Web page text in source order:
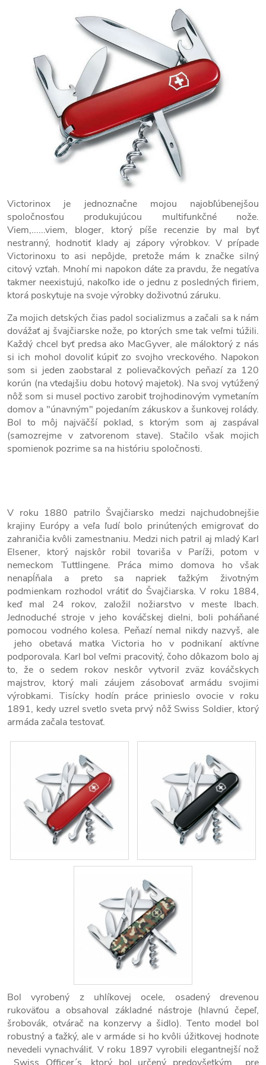
Victorinox je jednoznačne mojou najobľúbenejšou
spoločnosťou produkujúcou multifunkčné nože.
Viem,......viem, bloger, ktorý píše recenzie by mal byť
nestranný, hodnotiť klady aj zápory výrobkov. V prípade
Victorinoxu to asi nepôjde, pretože mám k značke silný
citový vzťah. Mnohí mi napokon dáte za pravdu, že negatíva
takmer neexistujú, nakoľko ide o jednu z posledných firiem,
ktorá poskytuje na svoje výrobky doživotnú záruku.
Za mojich detských čias padol socializmus a začali sa k nám
dovážať aj švajčiarske nože, po ktorých sme tak veľmi túžili.
Každý chcel byť predsa ako MacGyver, ale máloktorý z nás
si ich mohol dovoliť kúpiť zo svojho vreckového. Napokon
som si jeden zaobstaral z polievačkových peňazí za 120
korún (na vtedajšiu dobu hotový majetok). Na svoj vytúžený
nôž som si musel poctivo zarobiť trojhodinovým vymetaním
domov a "únavným" pojedaním zákuskov a šunkovej rolády.
Bol to môj najväčší poklad, s ktorým som aj zaspával
(samozrejme v zatvorenom stave). Stačilo však mojich
spomienok pozrime sa na históriu spoločnosti.
V roku 1880 patrilo Švajčiarsko medzi najchudobnejšie
krajiny Európy a veľa ľudí bolo prinútených emigrovať do
zahraničia kvôli zamestnaniu. Medzi nich patril aj mladý Karl
Elsener, ktorý najskôr robil tovariša v Paríži, potom v
nemeckom Tuttlingene. Práca mimo domova ho však
nenapĺňala a preto sa napriek ťažkým životným
podmienkam rozhodol vrátiť do Švajčiarska. V roku 1884,
keď mal 24 rokov, založil nožiarstvo v meste Ibach.
Jednoduché stroje v jeho kováčskej dielni, boli poháňané
pomocou vodného kolesa. Peňazí nemal nikdy nazvyš, ale
jeho obetavá matka Victoria ho v podnikaní aktívne
podporovala. Karl bol veľmi pracovitý, čoho dôkazom bolo aj
to, že o sedem rokov neskôr vytvoril zväz kováčskych
majstrov, ktorý mali záujem zásobovať armádu svojimi
výrobkami. Tisícky hodín práce prinieslo ovocie v roku
1891, kedy uzrel svetlo sveta prvý nôž Swiss Soldier, ktorý
armáda začala testovať.
Bol vyrobený z uhlíkovej ocele, osadený drevenou
rukoväťou a obsahoval základné nástroje (hlavnú čepeľ,
šrobovák, otvárač na konzervy a šidlo). Tento model bol
robustný a ťažký, ale v armáde si ho kvôli úžitkovej hodnote
nevedeli vynachváliť. V roku 1897 vyrobili elegantnejší nož